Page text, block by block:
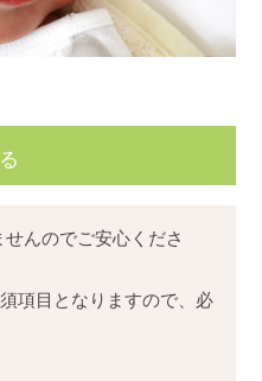
んのでご安心くださ
項目となりますので、必